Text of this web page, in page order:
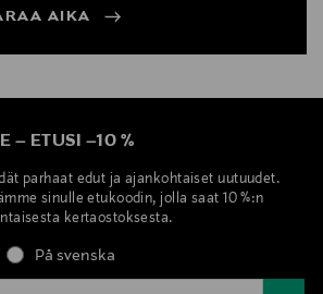
AIKA
– ETUSI –10 %
parhaat edut ja ajankohtaiset uutuudet.
sinulle etukoodin, jolla saat 10 %:n
kertaostoksesta.
På svenska